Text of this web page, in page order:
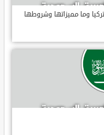
وما مميزاتها وشروطها